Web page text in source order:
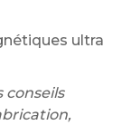
ultra
conseils